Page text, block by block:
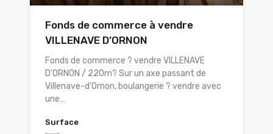
Fonds de commerce à vendre
VILLENAVE D’ORNON
Fonds de commerce ? vendre VILLENAVE
D'ORNON / 220m? Sur un axe passant de
Villenave-d'Ornon, boulangerie ? vendre avec
une…
Surface